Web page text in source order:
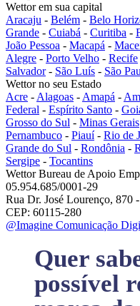
Wettor em sua capital
Aracaju - Belém - Belo
Grande - Cuiabá - Curitiba -
João Pessoa - Macapá -
Alegre - Porto Velho - Recife
Salvador- São Luís - São
Wettor no seu Estado
Acre - Alagoas - Amapá -
Federal - Espírito Santo -
Grosso do Sul - Minas Gerais
Pernambuco - Piauí- Rio de
Grande do Sul - Rondônia -
Sergipe - Tocantins
Wettor Bureau de Apoio
05.954.685/0001-29
Rua Dr. José Lourenço, 870
CEP: 60115-280
@Imagine Comunicação
Quer
possível